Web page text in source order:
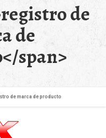
de
de
span>
de marca de producto